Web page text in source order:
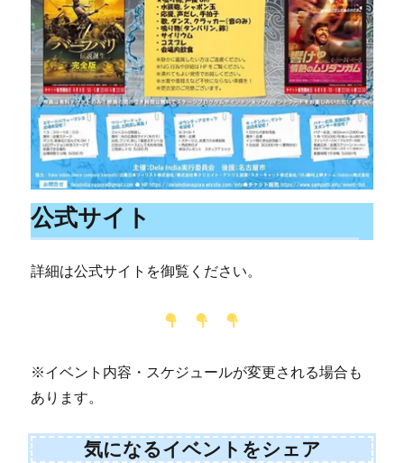
公式サイト
詳細は公式サイトを御覧ください。
※イベント内容・スケジュールが変更される場合も
あります。
気になるイベントをシェア